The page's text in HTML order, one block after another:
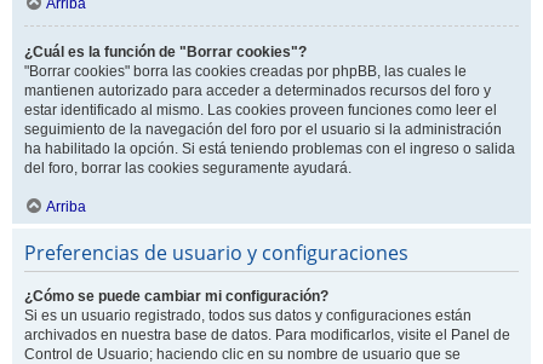
Arriba
¿Cuál es la función de "Borrar cookies"?
"Borrar cookies" borra las cookies creadas por phpBB, las cuales le
mantienen autorizado para acceder a determinados recursos del foro y
estar identificado al mismo. Las cookies proveen funciones como leer el
seguimiento de la navegación del foro por el usuario si la administración
ha habilitado la opción. Si está teniendo problemas con el ingreso o salida
del foro, borrar las cookies seguramente ayudará.
Arriba
Preferencias de usuario y configuraciones
¿Cómo se puede cambiar mi configuración?
Si es un usuario registrado, todos sus datos y configuraciones están
archivados en nuestra base de datos. Para modificarlos, visite el Panel de
Control de Usuario; haciendo clic en su nombre de usuario que se